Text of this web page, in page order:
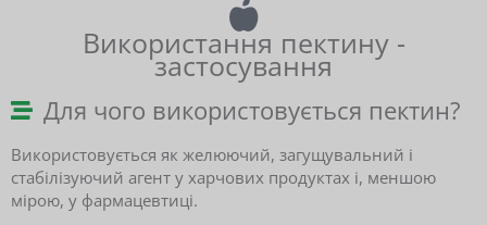
Використання пектину -
застосування
Для чого використовується пектин?
Використовується як желюючий, загущувальний і
стабілізуючий агент у харчових продуктах і, меншою
мірою, у фармацевтиці.